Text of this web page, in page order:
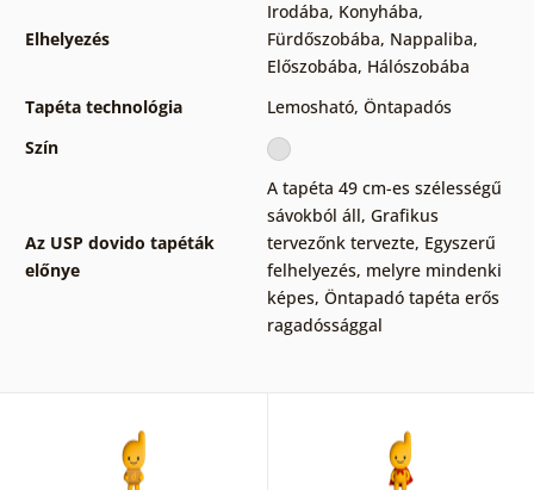
Elhelyezés
Irodába, Konyhába,
Fürdőszobába, Nappaliba,
Előszobába, Hálószobába
Tapéta technológia
Lemosható, Öntapadós
Szín
Az USP dovido tapéták
előnye
A tapéta 49 cm-es szélességű
sávokból áll, Grafikus
tervezőnk tervezte, Egyszerű
felhelyezés, melyre mindenki
képes, Öntapadó tapéta erős
ragadóssággal